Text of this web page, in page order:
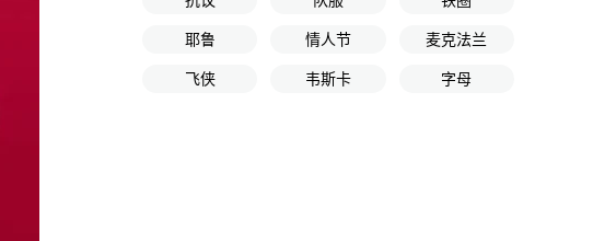
耶鲁 情人节 麦克法兰
飞侠 韦斯卡 字母